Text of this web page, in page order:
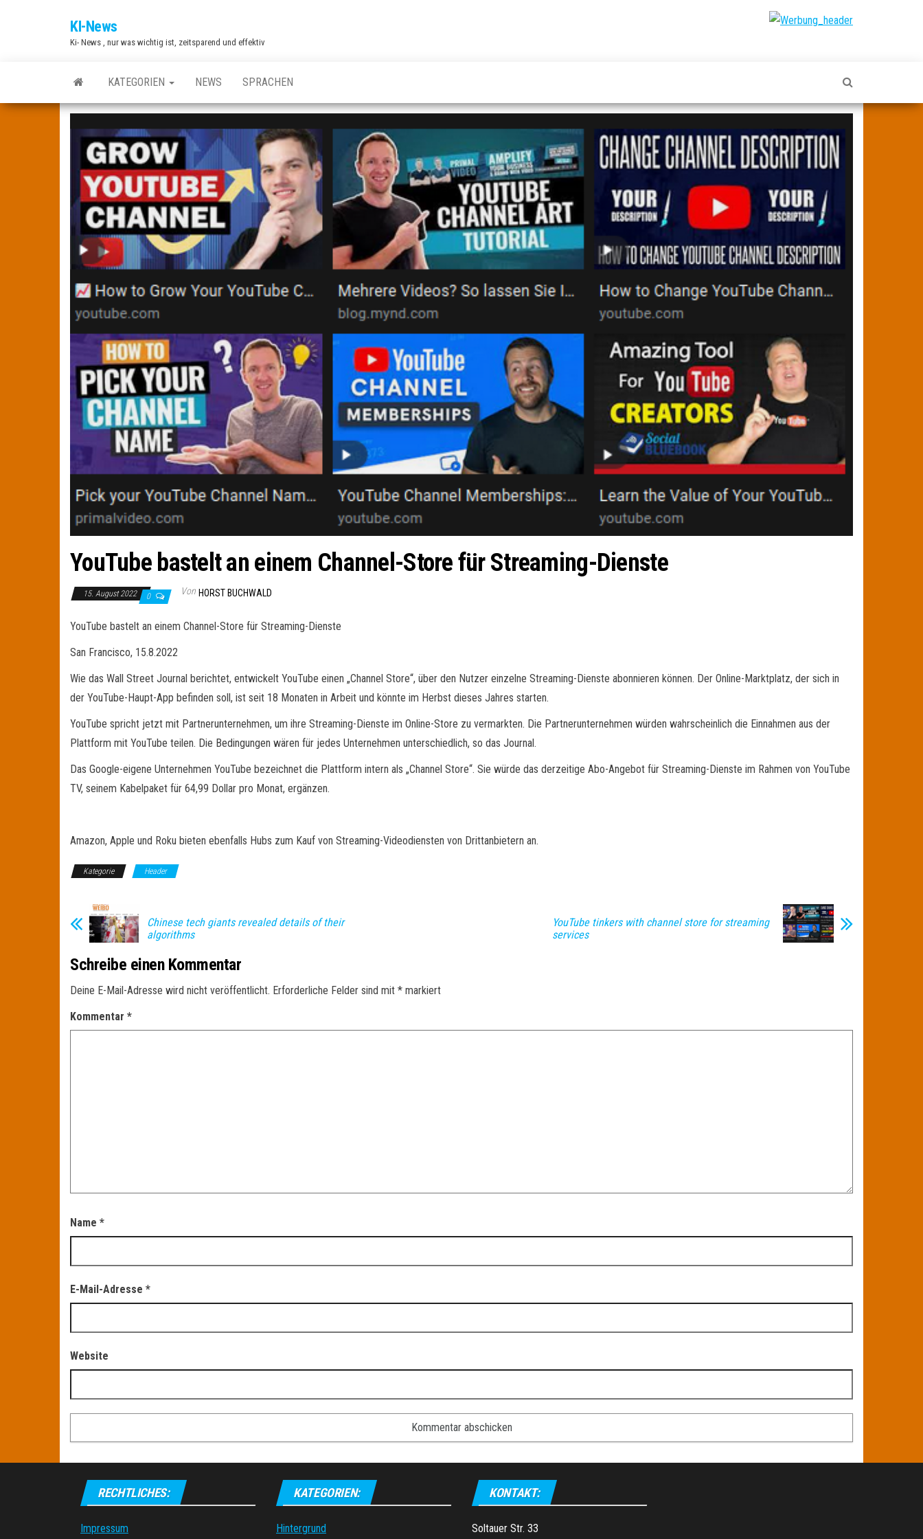
KI-News
Ki- News , nur was wichtig ist, zeitsparend und effektiv
KATEGORIEN NEWS SPRACHEN
YouTube bastelt an einem Channel-Store für Streaming-Dienste
15. August 2022 0 Von HORST BUCHWALD
YouTube bastelt an einem Channel-Store für Streaming-Dienste
San Francisco, 15.8.2022
Wie das Wall Street Journal berichtet, entwickelt YouTube einen „Channel Store“, über den Nutzer einzelne Streaming-Dienste abonnieren können. Der Online-Marktplatz, der sich in
der YouTube-Haupt-App befinden soll, ist seit 18 Monaten in Arbeit und könnte im Herbst dieses Jahres starten.
YouTube spricht jetzt mit Partnerunternehmen, um ihre Streaming-Dienste im Online-Store zu vermarkten. Die Partnerunternehmen würden wahrscheinlich die Einnahmen aus der
Plattform mit YouTube teilen. Die Bedingungen wären für jedes Unternehmen unterschiedlich, so das Journal.
Das Google-eigene Unternehmen YouTube bezeichnet die Plattform intern als „Channel Store“. Sie würde das derzeitige Abo-Angebot für Streaming-Dienste im Rahmen von YouTube
TV, seinem Kabelpaket für 64,99 Dollar pro Monat, ergänzen.
Amazon, Apple und Roku bieten ebenfalls Hubs zum Kauf von Streaming-Videodiensten von Drittanbietern an.
Kategorie Header
Chinese tech giants revealed details of their
algorithms
YouTube tinkers with channel store for streaming
services
Schreibe einen Kommentar
Deine E-Mail-Adresse wird nicht veröffentlicht. Erforderliche Felder sind mit * markiert
Kommentar *
Name *
E-Mail-Adresse *
Website
RECHTLICHES:
Impressum
KATEGORIEN:
Hintergrund
KONTAKT:
Soltauer Str. 33